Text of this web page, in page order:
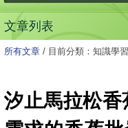
文章列表
所有文章 / 目前分類：知識學
汐止馬拉松